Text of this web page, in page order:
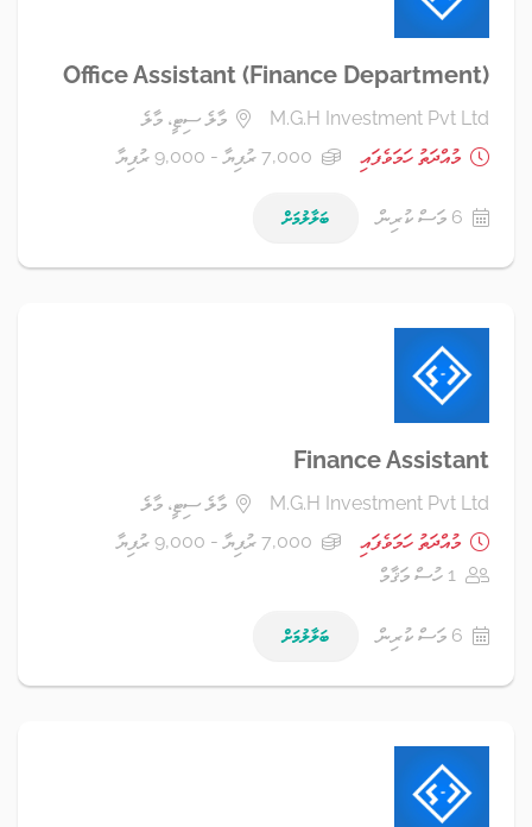
Office Assistant (Finance Department)
M.G.H Investment Pvt Ltd
މާލެ ސިޓީ، މާލެ
މުއްދަތު ހަމަވެފައި
7,000 ރުފިޔާ - 9,000 ރުފިޔާ
6 މަސް ކުރިން ބަލާލުމަށް
Finance Assistant
M.G.H Investment Pvt Ltd
މާލެ ސިޓީ، މާލެ
މުއްދަތު ހަމަވެފައި
7,000 ރުފިޔާ - 9,000 ރުފިޔާ
1 ހުސް މަޤާމް
6 މަސް ކުރިން ބަލާލުމަށް